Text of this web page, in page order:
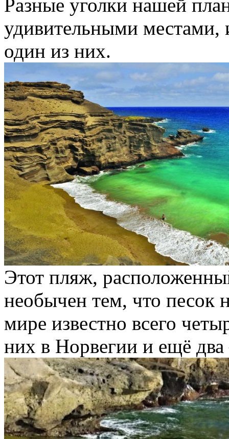
Разные уголки нашей
удивительными местами,
один из них.
Этот пляж,
необычен тем, что песок
мире известно всего
них в Норвегии и ещё два